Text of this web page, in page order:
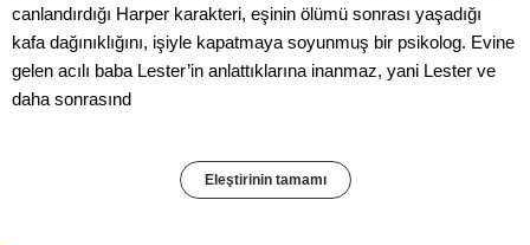
canlandırdığı Harper karakteri, eşinin ölümü sonrası yaşadığı
kafa dağınıklığını, işiyle kapatmaya soyunmuş bir psikolog. Evine
gelen acılı baba Lester’in anlattıklarına inanmaz, yani Lester ve
daha sonrasınd
Eleştirinin tamamı